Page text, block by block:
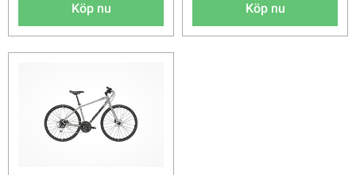
Köp nu Köp nu